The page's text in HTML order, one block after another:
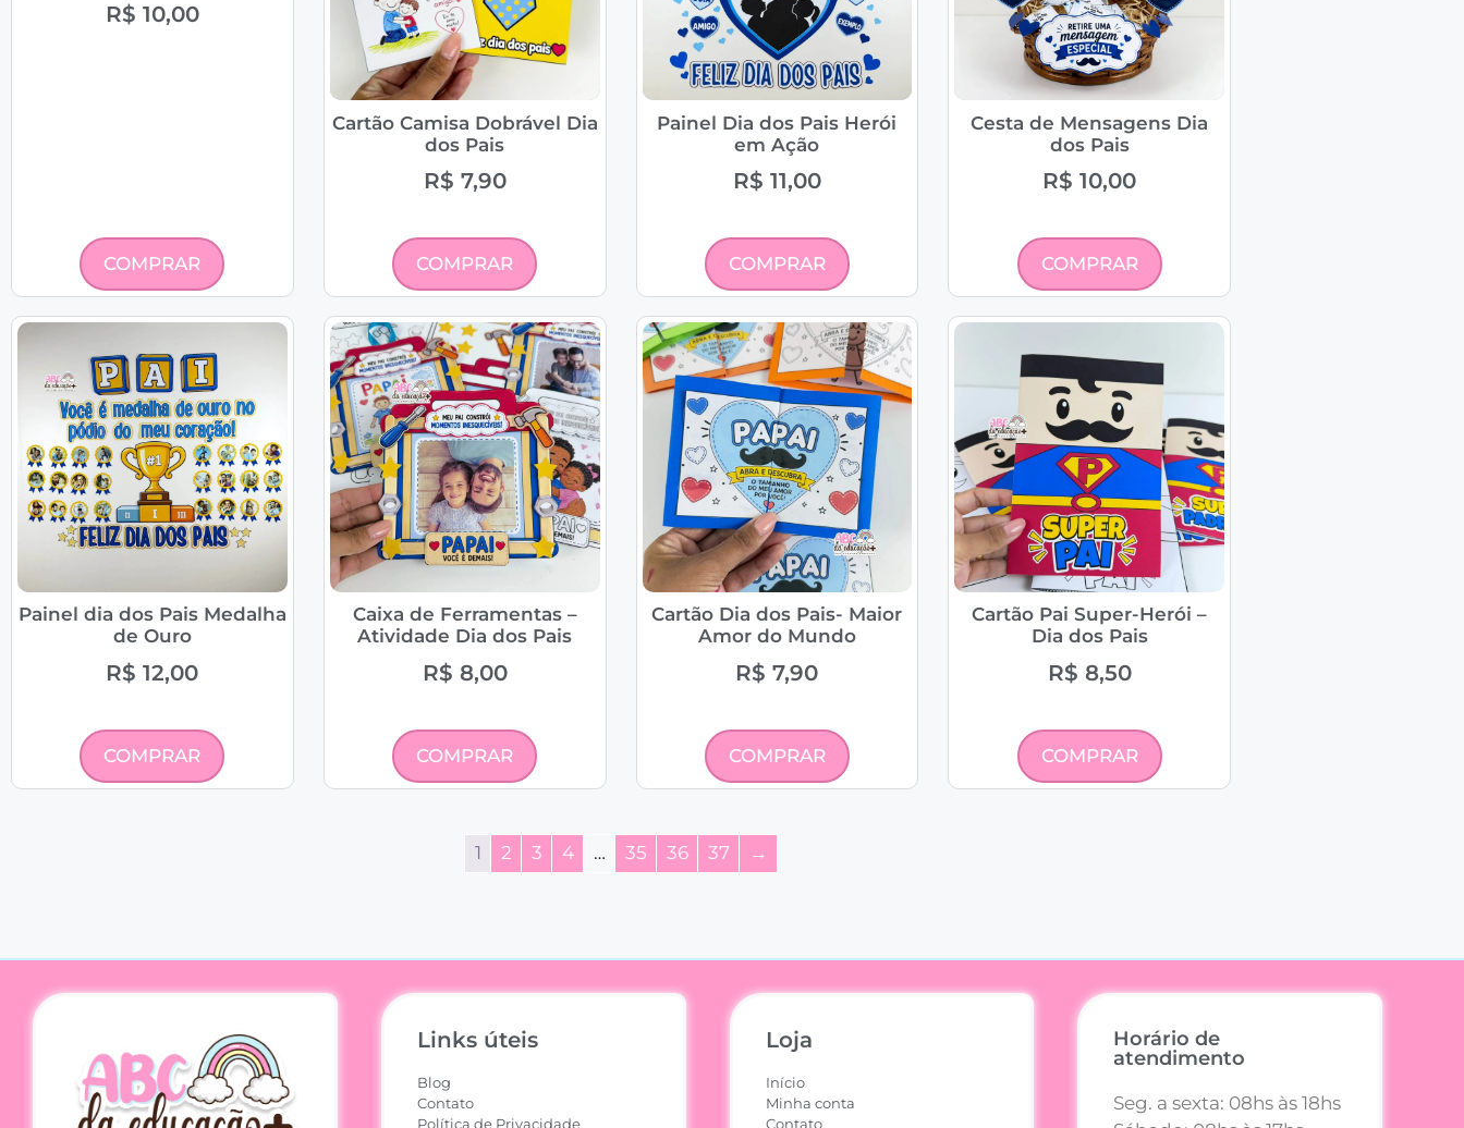
R$ 10,00
COMPRAR
Cartão Camisa Dobrável Dia
dos Pais
R$ 7,90
COMPRAR
Painel Dia dos Pais Herói
em Ação
R$ 11,00
COMPRAR
Cesta de Mensagens Dia
dos Pais
R$ 10,00
COMPRAR
Painel dia dos Pais Medalha
de Ouro
R$ 12,00
COMPRAR
Caixa de Ferramentas –
Atividade Dia dos Pais
R$ 8,00
COMPRAR
Cartão Dia dos Pais- Maior
Amor do Mundo
R$ 7,90
COMPRAR
Cartão Pai Super-Herói –
Dia dos Pais
R$ 8,50
COMPRAR
1 2 3 4 … 35 36 37 →
Links úteis
Blog
Contato
Política de Privacidade
Loja
Início
Minha conta
Contato
Horário de
atendimento
Seg. a sexta: 08hs às 18hs